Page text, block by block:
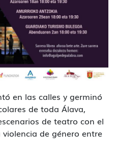
en las calles y germinó
de toda Álava,
de teatro con el
de género entre